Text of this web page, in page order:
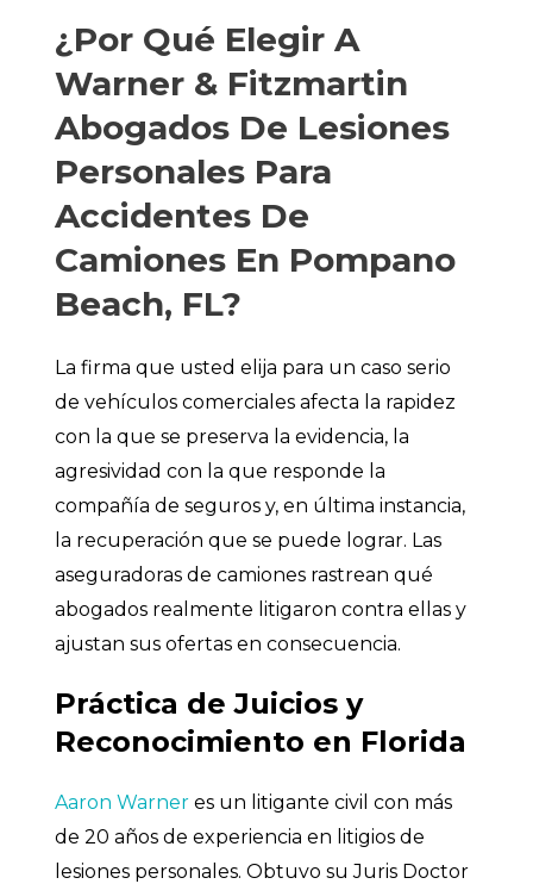
¿Por Qué Elegir A
Warner & Fitzmartin
Abogados De Lesiones
Personales Para
Accidentes De
Camiones En Pompano
Beach, FL?
La firma que usted elija para un caso serio
de vehículos comerciales afecta la rapidez
con la que se preserva la evidencia, la
agresividad con la que responde la
compañía de seguros y, en última instancia,
la recuperación que se puede lograr. Las
aseguradoras de camiones rastrean qué
abogados realmente litigaron contra ellas y
ajustan sus ofertas en consecuencia.
Práctica de Juicios y
Reconocimiento en Florida
Aaron Warner es un litigante civil con más
de 20 años de experiencia en litigios de
lesiones personales. Obtuvo su Juris Doctor